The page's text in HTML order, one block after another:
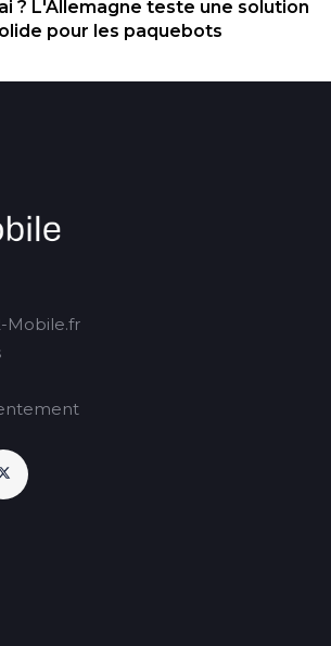
? L'Allemagne teste une solution
pour les paquebots
Mobile.fr